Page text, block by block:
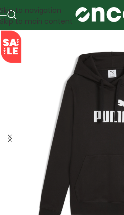
Skip to navigation
Skip to main content
SALE